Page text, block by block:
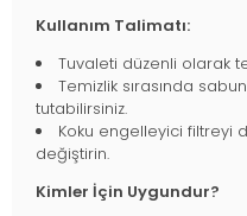
Kullanım Talimatı:
Tuvaleti düzenli olarak
Temizlik sırasında
tutabilirsiniz.
Koku engelleyici filtreyi
değiştirin.
Kimler İçin Uygundur?